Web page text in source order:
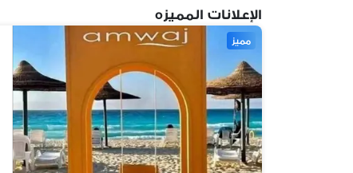
الإعلانات المميزه
مميز